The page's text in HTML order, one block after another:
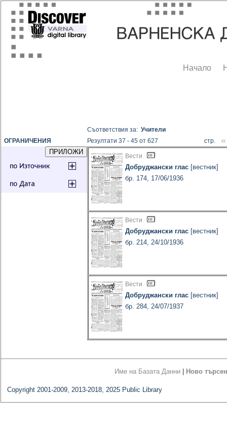
Начало
ОГРАНИЧЕНИЯ
Съответствия за:Учители
Резултати 37 - 45 от 627
стр.
Вести
Добруджански глас [вестник]
бр. 174, 17/06/1936
Вести
Добруджански глас [вестник]
бр. 214, 24/10/1936
Вести
Добруджански глас [вестник]
бр. 284, 24/07/1937
Име на Базата Данни Ново
Copyright 2001-2009, 2013-2018, 2025 Public Library